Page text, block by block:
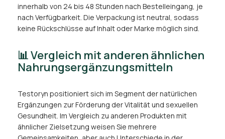
innerhalb von 24 bis 48 Stunden nach Bestelleingang, je
nach Verfügbarkeit. Die Verpackung ist neutral, sodass
keine Rückschlüsse auf Inhalt oder Marke möglich sind.
📊 Vergleich mit anderen ähnlichen
Nahrungsergänzungsmitteln
Testoryn positioniert sich im Segment der natürlichen
Ergänzungen zur Förderung der Vitalität und sexuellen
Gesundheit. Im Vergleich zu anderen Produkten mit
ähnlicher Zielsetzung weisen Sie mehrere